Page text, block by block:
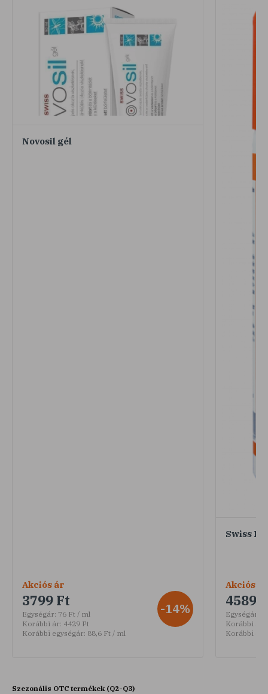
Novosil gél
Akciós ár
3799 Ft
Egységár: 76 Ft / ml
Korábbi ár: 4429 Ft
Korábbi egységár: 88,6 Ft / ml
-14%
Swiss
Akciós ár
4589
Egységár:
Korábbi ár:
Korábbi
Szezonális OTC termékek (Q2-Q3)